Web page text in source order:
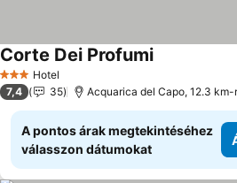
3 Kategória
Hotel
Corte Dei ProfumiÁrak
7,4 35 Acquarica del Capo, 12.3
A pontos árak megtekintéséhez
válasszon dátumokat